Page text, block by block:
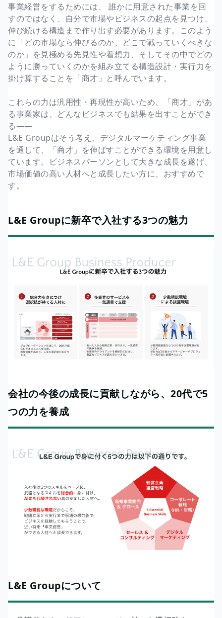
事業経営をするためには、 誰かに用意された事業を回
すのではなく、自分で市場やビジネスの起点を見つけ、
伸び続ける構造まで作り出す必要があります。このよう
に「どの市場なら伸びるのか、どこで戦っていくべきな
のか」を見極める先見性や着想力、そしてその中でどの
ように勝っていくのかを組み立てる構造設計・実行力を
掛け算することを「商才」と呼んでいます。
これらの力は汎用性・再現性が高いため、「商才」があ
る事業家は、どんなビジネスでも結果を出すことができ
る――
L&E Groupはそう考え、デジタルマーケティング事業
を通して、「商才」を伸ばすことができる環境を用意し
ています。ビジネスパーソンとして大きな成長を遂げ、
市場価値の高い人材へと成長したい方に、おすすめで
す。
L&E Groupに新卒で入社する3つの魅力
会社の今後の成長に貢献しながら、20代で5
つの力を養成
L&E Groupについて